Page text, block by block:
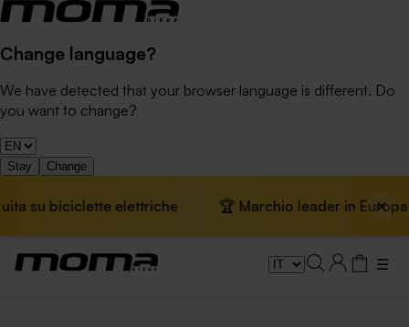
Change language?
We have detected that your browser language is different. Do
you want to change?
Stay Change
su biciclette elettriche 🏆 Marchio leader in Europa
×
☰